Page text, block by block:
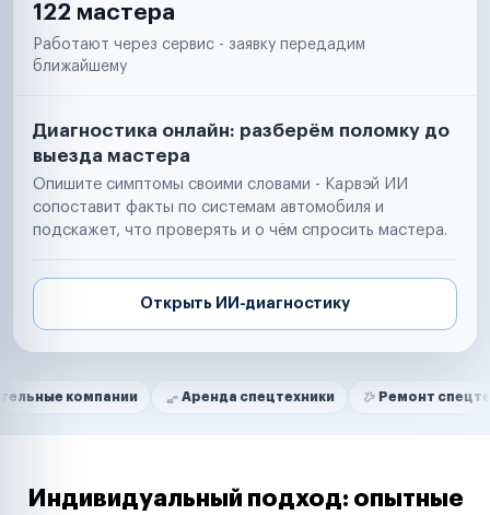
122 мастера
Работают через сервис - заявку передадим
ближайшему
Диагностика онлайн: разберём поломку до
выезда мастера
Опишите симптомы своими словами - Карвэй ИИ
сопоставит факты по системам автомобиля и
подскажет, что проверять и о чём спросить мастера.
Открыть ИИ-диагностику
Нам доверяют
Аренда спецтехники Ремонт спецтехники
Маркетплейсы
Таксопарки
Индивидуальный подход: опытные